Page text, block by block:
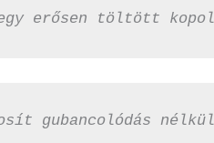
egy erősen töltött
gubancolódás nélkül